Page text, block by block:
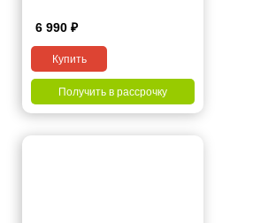
6 990 ₽
Купить
Получить в рассрочку